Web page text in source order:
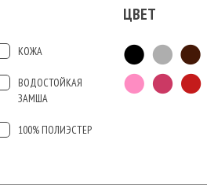
КОЖА
ВОДОСТОЙКАЯ
ЗАМША
100% ПОЛИЭСТЕР
ЦВЕТ